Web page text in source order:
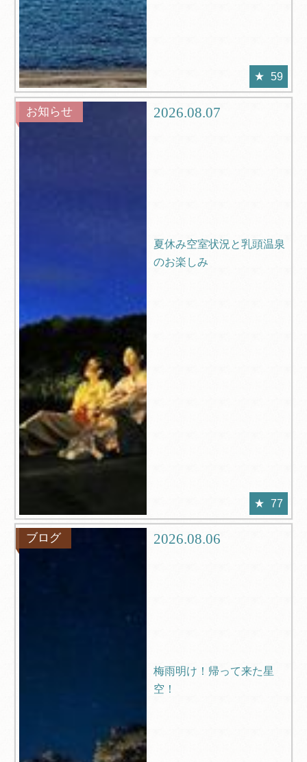
59
お知らせ 2026.08.07
夏休み空室状況と乳頭温泉
のお楽しみ
77
ブログ 2026.08.06
梅雨明け！帰って来た星
空！